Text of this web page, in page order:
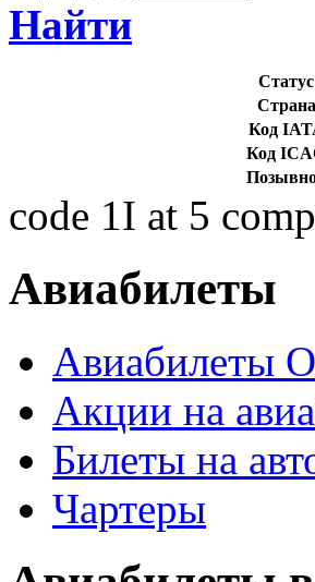
Найти
Код
Код
code 1I at 5
Авиабилеты
Авиабилеты
Акции на
Билеты на
Чартеры